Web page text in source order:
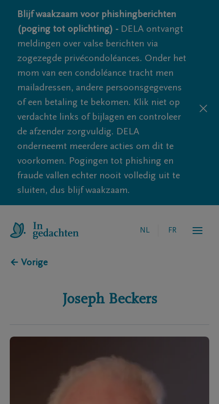
Blijf waakzaam voor phishingberichten
(poging tot oplichting) - DELA ontvangt
meldingen over valse berichten via
zogezegde privécondoléances. Onder het
mom van een condoléance tracht men
mailadressen, andere persoonsgegevens
of een betaling te bekomen. Klik niet op
verdachte links of bijlagen en controleer
de afzender zorgvuldig. DELA
onderneemt meerdere acties om dit te
voorkomen. Pogingen tot phishing en
fraude vallen echter nooit volledig uit te
sluiten, dus blijf waakzaam.
NL FR
← Vorige
Joseph Beckers